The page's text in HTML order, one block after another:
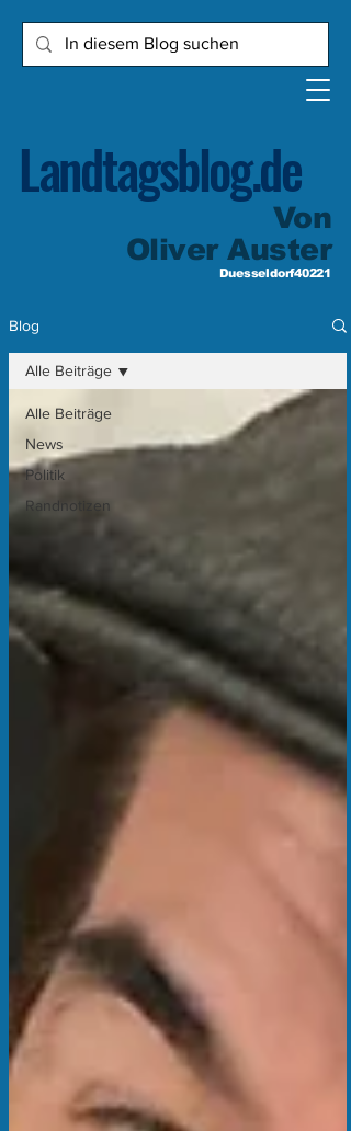
Landtagsblog.de
Von
Oliver Auster
Duesseldorf40221
Blog
Alle Beiträge
News
Politik
Randnotizen
Alle Beiträge